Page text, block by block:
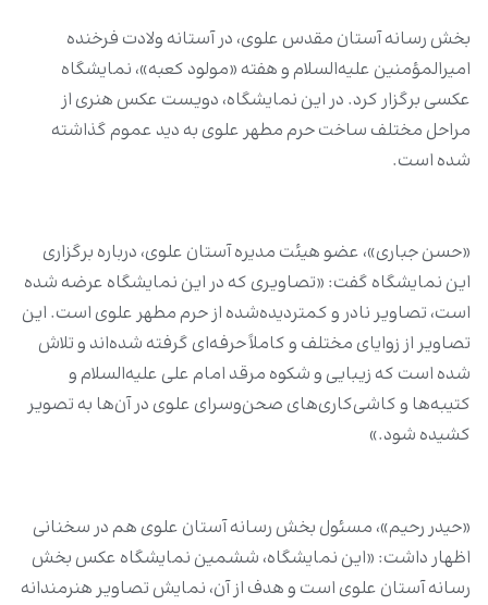
بخش رسانه آستان مقدس علوی، در آستانه ولادت فرخنده
امیرالمؤمنین علیه‌السلام و هفته «مولود کعبه»، نمایشگاه
عکسی برگزار کرد. در این نمایشگاه، دویست عکس هنری از
مراحل مختلف ساخت حرم مطهر علوی به دید عموم گذاشته
شده است.
«حسن جباری»، عضو هیئت مدیره آستان علوی، درباره برگزاری
این نمایشگاه گفت: «تصاویری که در این نمایشگاه عرضه شده
است، تصاویر نادر و کمتر‌دیده‌شده از حرم مطهر علوی است. این
تصاویر از زوایای مختلف و کاملاً حرفه‌ای گرفته شده‌اند و تلاش
شده است که زیبایی و شکوه مرقد امام علی علیه‌السلام و
کتیبه‌ها و کاشی‌کاری‌های صحن‌وسرای علوی در آن‌ها به تصویر
کشیده شود.»
«حیدر رحیم»، مسئول بخش رسانه آستان علوی هم در سخنانی
اظهار داشت: «این نمایشگاه، ششمین نمایشگاه عکس بخش
رسانه آستان علوی است و هدف از آن، نمایش تصاویر هنرمندانه